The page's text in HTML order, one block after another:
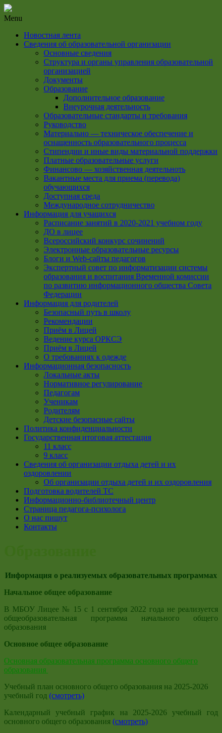
Menu
Новостная лента
Сведения об образовательной организации
Основные сведения
Структура и органы управления образовательной
организацией
Документы
Образование
Дополнительное образование
Внеурочная деятельность
Образовательные стандарты и требования
Руководство
Материально — техническое обеспечение и
оснащенность образовательного процесса
Стипендии и иные виды материальной поддержки
Платные образовательные услуги
Финансово — хозяйственная деятельноть
Вакантные места для приема (перевода)
обучающихся
Доступная среда
Международное сотрудничество
Информация для учащихся
Расписание занятий в 2020-2021 учебном году
ДО в лицее
Всероссийский конкурс сочинений
Электронные образовательные ресурсы
Блоги и Web-сайты педагогов
Экспертный совет по информатизации системы
образования и воспитания Временной комиссии
по развитию информационного общества Совета
Федерации
Информация для родителей
Безопасный путь в школу
Рекомендации
Приём в Лицей
Ведение курса ОРКСЭ
Приём в Лицей
О требованиях к одежде
Информационная безопасность
Локальные акты
Нормативное регулирование
Педагогам
Ученикам
Родителям
Детские безопасные сайты
Политика конфиденциальности
Государственная итоговая аттестация
11 класс
9 класс
Сведения об организации отдыха детей и их
оздоровлении
Об организации отдыха детей и их оздоровления
Подготовка водителей ТС
Информационно-библиотечный центр
Страница педагога-психолога
О нас пишут
Контакты
Информация о реализуемых образовательных программах
Начальное общее образование
В МБОУ Лицее № 15 с 1 сентября 2022 года не реализуется
общеобразовательная программа начального общего
образования
Основное общее образование
Основная образовательная программа основного общего
образования
Учебный план основного общего образования на 2025-2026
учебный год (смотреть)
Календарный учебный график на 2025-2026 учебный год
основного общего образования (смотреть)